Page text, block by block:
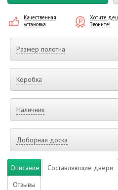
Качественная
установка
Хотите
Звоните!
Размер полотна
Коробка
Наличник
Доборная доска
Описание Составляющие двери
Отзывы